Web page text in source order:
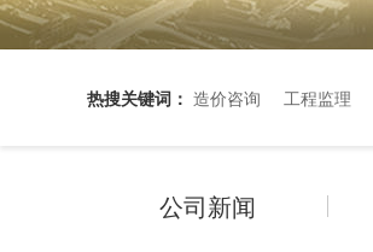
热搜关键词： 造价咨询 工程监理
公司新闻